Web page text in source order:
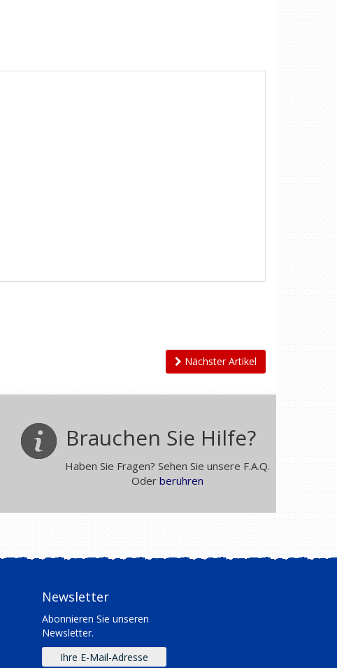
Nächster Artikel
Brauchen Sie Hilfe?
Haben Sie Fragen? Sehen Sie unsere F.A.Q.
Oder berühren
Newsletter
Abonnieren Sie unseren
Newsletter.